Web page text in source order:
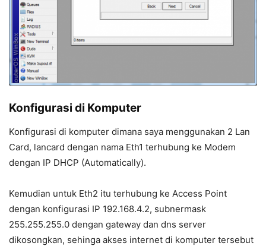
Konfigurasi di Komputer
Konfigurasi di komputer dimana saya menggunakan 2 Lan
Card, lancard dengan nama Eth1 terhubung ke Modem
dengan IP DHCP (Automatically).
Kemudian untuk Eth2 itu terhubung ke Access Point
dengan konfigurasi IP 192.168.4.2, subnermask
255.255.255.0 dengan gateway dan dns server
dikosongkan, sehinga akses internet di komputer tersebut